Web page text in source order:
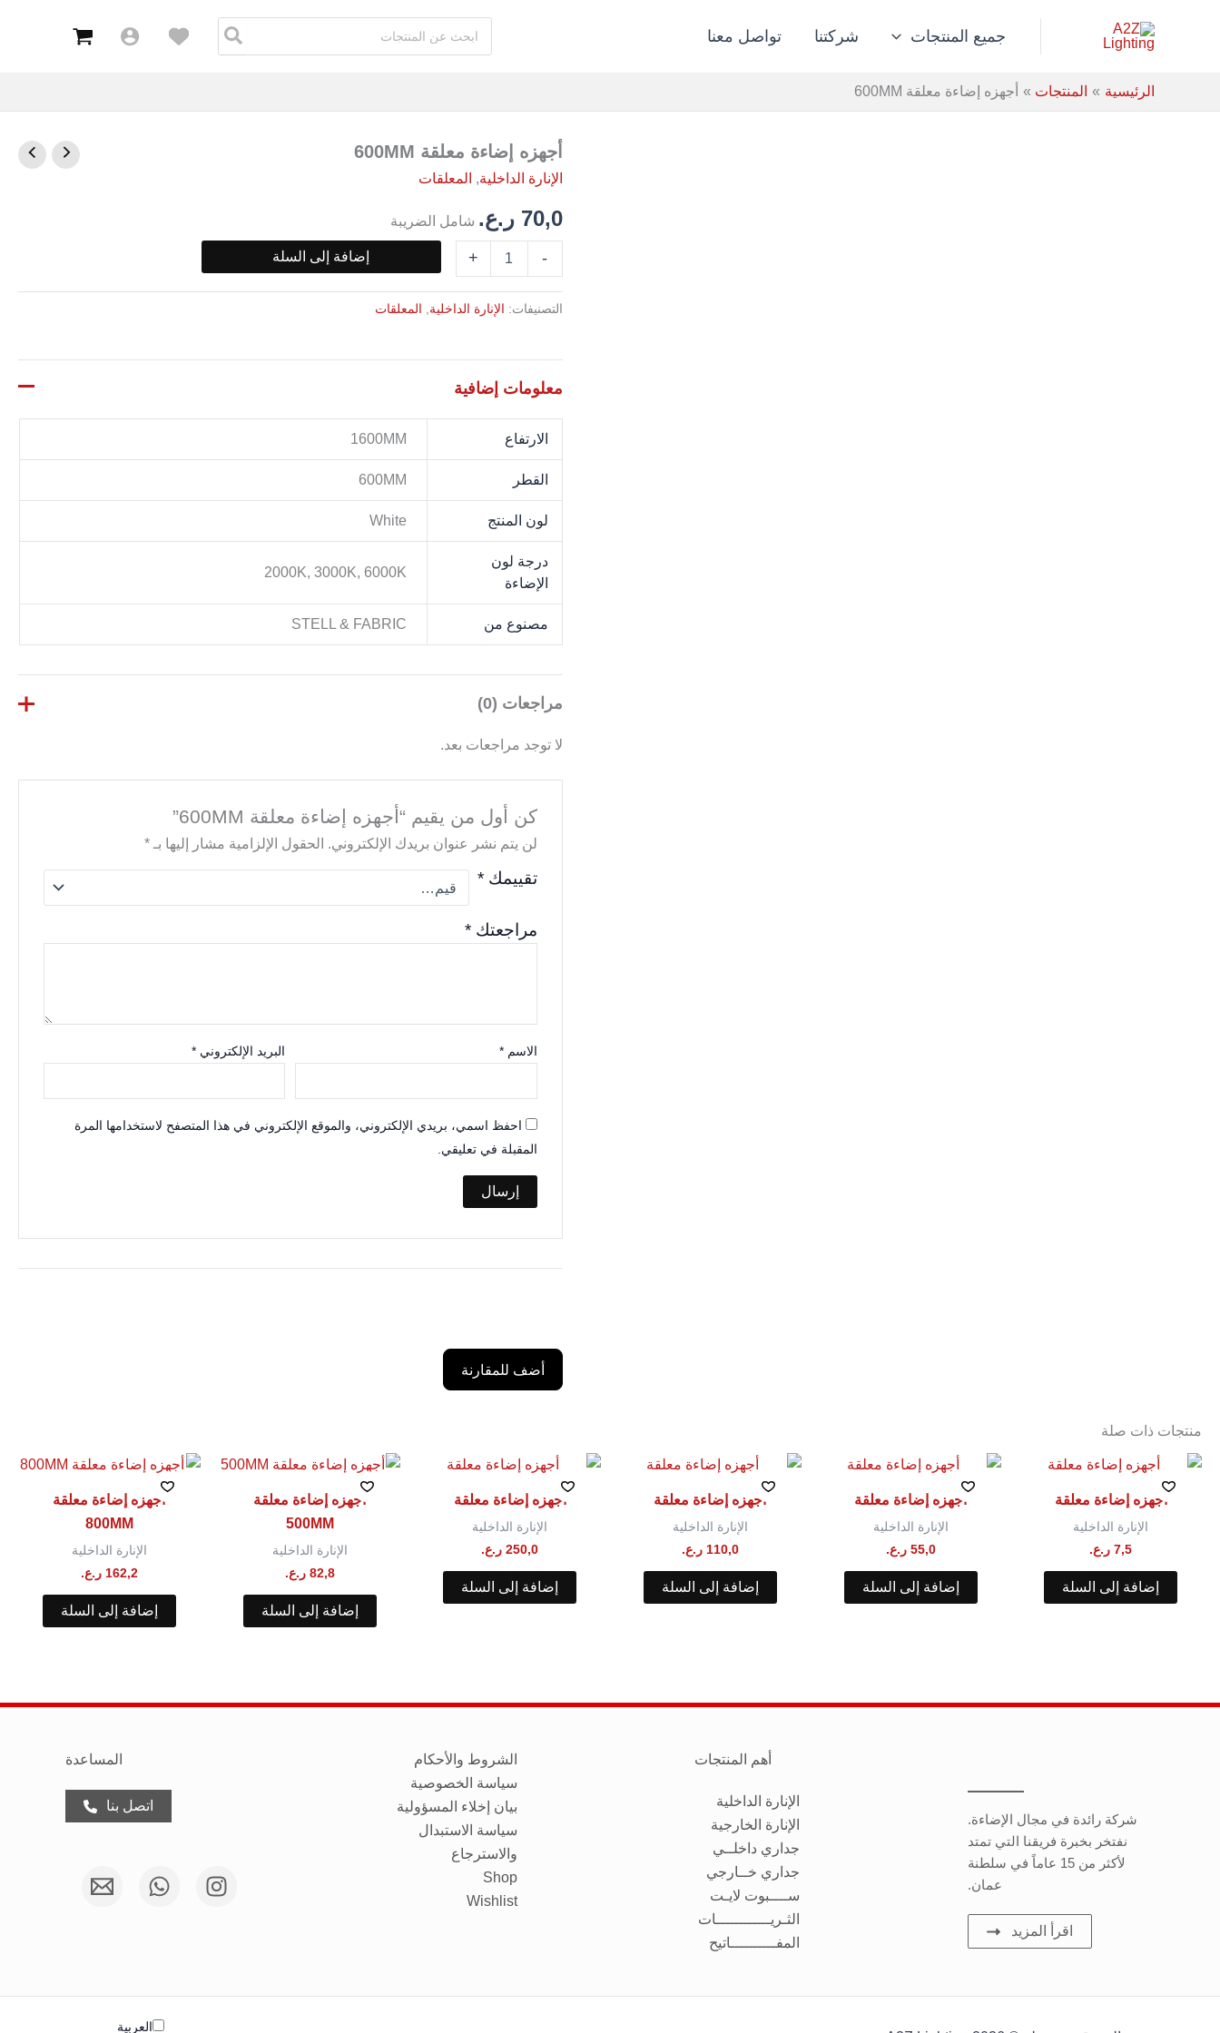
جميع المنتجات شركتنا تواصل معنا
عن:
الرئيسية المنتجات أجهزه إضاءة معلقة 600MM
أجهزه إضاءة معلقة 600MM
الإنارة الداخلية, المعلقات
70,0 ر.ع. شامل الضريبة
-
كمية
أجهزه
إضاءة
600MM
+ إضافة إلى السلة
التصنيفات: الإنارة الداخلية المعلقات
معلومات إضافية
الارتفاع 1600MM
القطر 600MM
لون المنتج White
درجة لون
الإضاءة
2000K, 3000K, 6000K
مصنوع من STELL & FABRIC
مراجعات (0)
لا توجد مراجعات بعد.
كن أول من يقيم “أجهزه إضاءة معلقة 600MM”
لن يتم نشر عنوان بريدك الإلكتروني. الحقول الإلزامية مشار إليها بـ *
تقييمك *
مراجعتك *
الاسم * البريد الإلكتروني *
احفظ اسمي، بريدي الإلكتروني، والموقع الإلكتروني في هذا المتصفح لاستخدامها المرة
المقبلة في تعليقي.
أضف للمقارنة
منتجات ذات صلة
أجهزه إضاءة معلقة
الإنارة الداخلية
7,5 ر.ع.
إضافة إلى السلة
أجهزه إضاءة معلقة
الإنارة الداخلية
55,0 ر.ع.
إضافة إلى السلة
أجهزه إضاءة معلقة
الإنارة الداخلية
110,0 ر.ع.
إضافة إلى السلة
أجهزه إضاءة معلقة
الإنارة الداخلية
250,0 ر.ع.
إضافة إلى السلة
أجهزه إضاءة معلقة
500MM
الإنارة الداخلية
82,8 ر.ع.
إضافة إلى السلة
أجهزه إضاءة معلقة
800MM
الإنارة الداخلية
162,2 ر.ع.
إضافة إلى السلة
شركة رائدة في مجال الإضاءة.
نفتخر بخبرة فريقنا التي تمتد
لأكثر من 15 عاماً في سلطنة
عمان.
اقرأ المزيد
أهم المنتجات
الإنارة الداخلية
الإنارة الخارجية
جداري داخلــي
جداري خــارجي
ســــبوت لايـت
الثـريــــــــــــات
المفــــــــــاتيح
الشروط والأحكام
سياسة الخصوصية
بيان إخلاء المسؤولية
سياسة الاستبدال
والاسترجاع
Shop
Wishlist
المساعدة
اتصل بنا
العربية‏